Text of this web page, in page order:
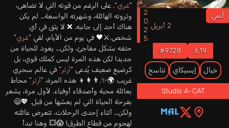
أنمي
2 أبريل
2025
6.19
#9728
خيال إيسيكاي تناسخ
Studio A-CAT
“غري“. على الرغم من قوته التي لا تضاهى،
وثروته الهائلة، وشهرته الواسعة… لم يكن
هناك أحد إلى جانبه. ❌ لا يثق في أي
شخص.⚔️🖤 في يوم من الأيام، لقي “غري”
حتفه بشكل مفاجئ، ولكن… يعود للحياة من
جديد! لكن هذه المرة ليس كملك قوي، بل
كرضيع ضعيف يُدعى “آرثر” في عالم سحري
غريب 🌍✨.👨‍👩‍👦 هذه المرة، “آرثر” محاط
بعائلة محبة وأصدقاء أوفياء. لأول مرة، يشعر
بفرحة الحياة التي لم يعشها من قبل. 💖😄
ولكن… أثناء إحدى الرحلات، تتعرض عائلته
لهجوم من قطاع الطرق! 😱💥 وهنا تبدأ